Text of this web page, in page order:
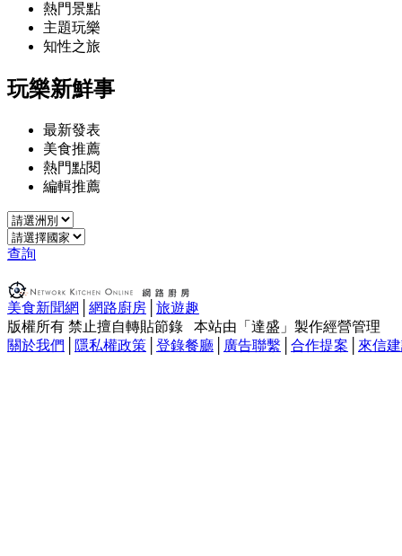
熱門景點
主題玩樂
知性之旅
玩樂新鮮事
最新發表
美食推薦
熱門點閱
編輯推薦
查詢
美食新聞網 網路廚房
旅遊趣
版權所有 禁止擅自轉貼節錄 本站由「達盛」製作經營管理
關於我們
隱私權政策 登錄餐廳 廣告聯繫 合作提案 來信